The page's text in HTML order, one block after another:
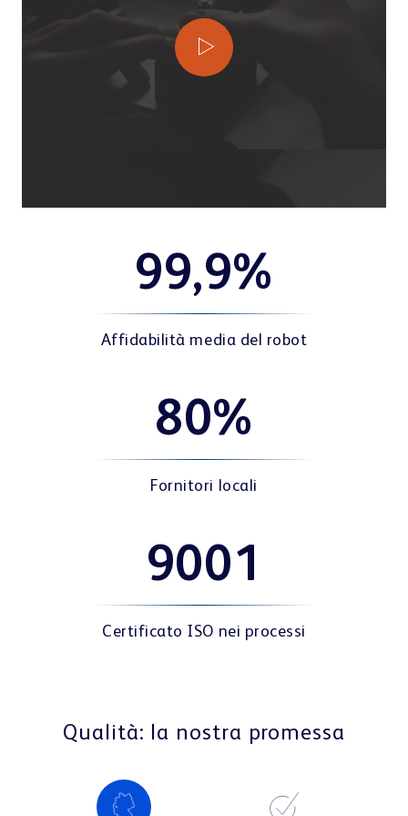
99,9%
Affidabilità media del robot
80%
Fornitori locali
9001
Certificato ISO nei processi
Qualità: la nostra promessa